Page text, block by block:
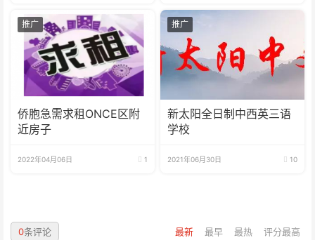
推广
侨胞急需求租ONCE区附
近房子
2022年04月06日 1
推广
新太阳全日制中西英三语
学校
2021年06月30日 10
最新 最早 最热 评分最高
0条评论